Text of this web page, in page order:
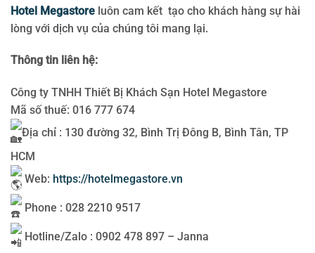
Hotel Megastore luôn cam kết tạo cho khách hàng sự hài
lòng với dịch vụ của chúng tôi mang lại.
Thông tin liên hệ:
Công ty TNHH Thiết Bị Khách Sạn Hotel Megastore
Mã số thuế: 016 777 674
Địa chỉ : 130 đường 32, Bình Trị Đông B, Bình Tân, TP
HCM
Web: https://hotelmegastore.vn
Phone : 028 2210 9517
Hotline/Zalo : 0902 478 897 – Janna